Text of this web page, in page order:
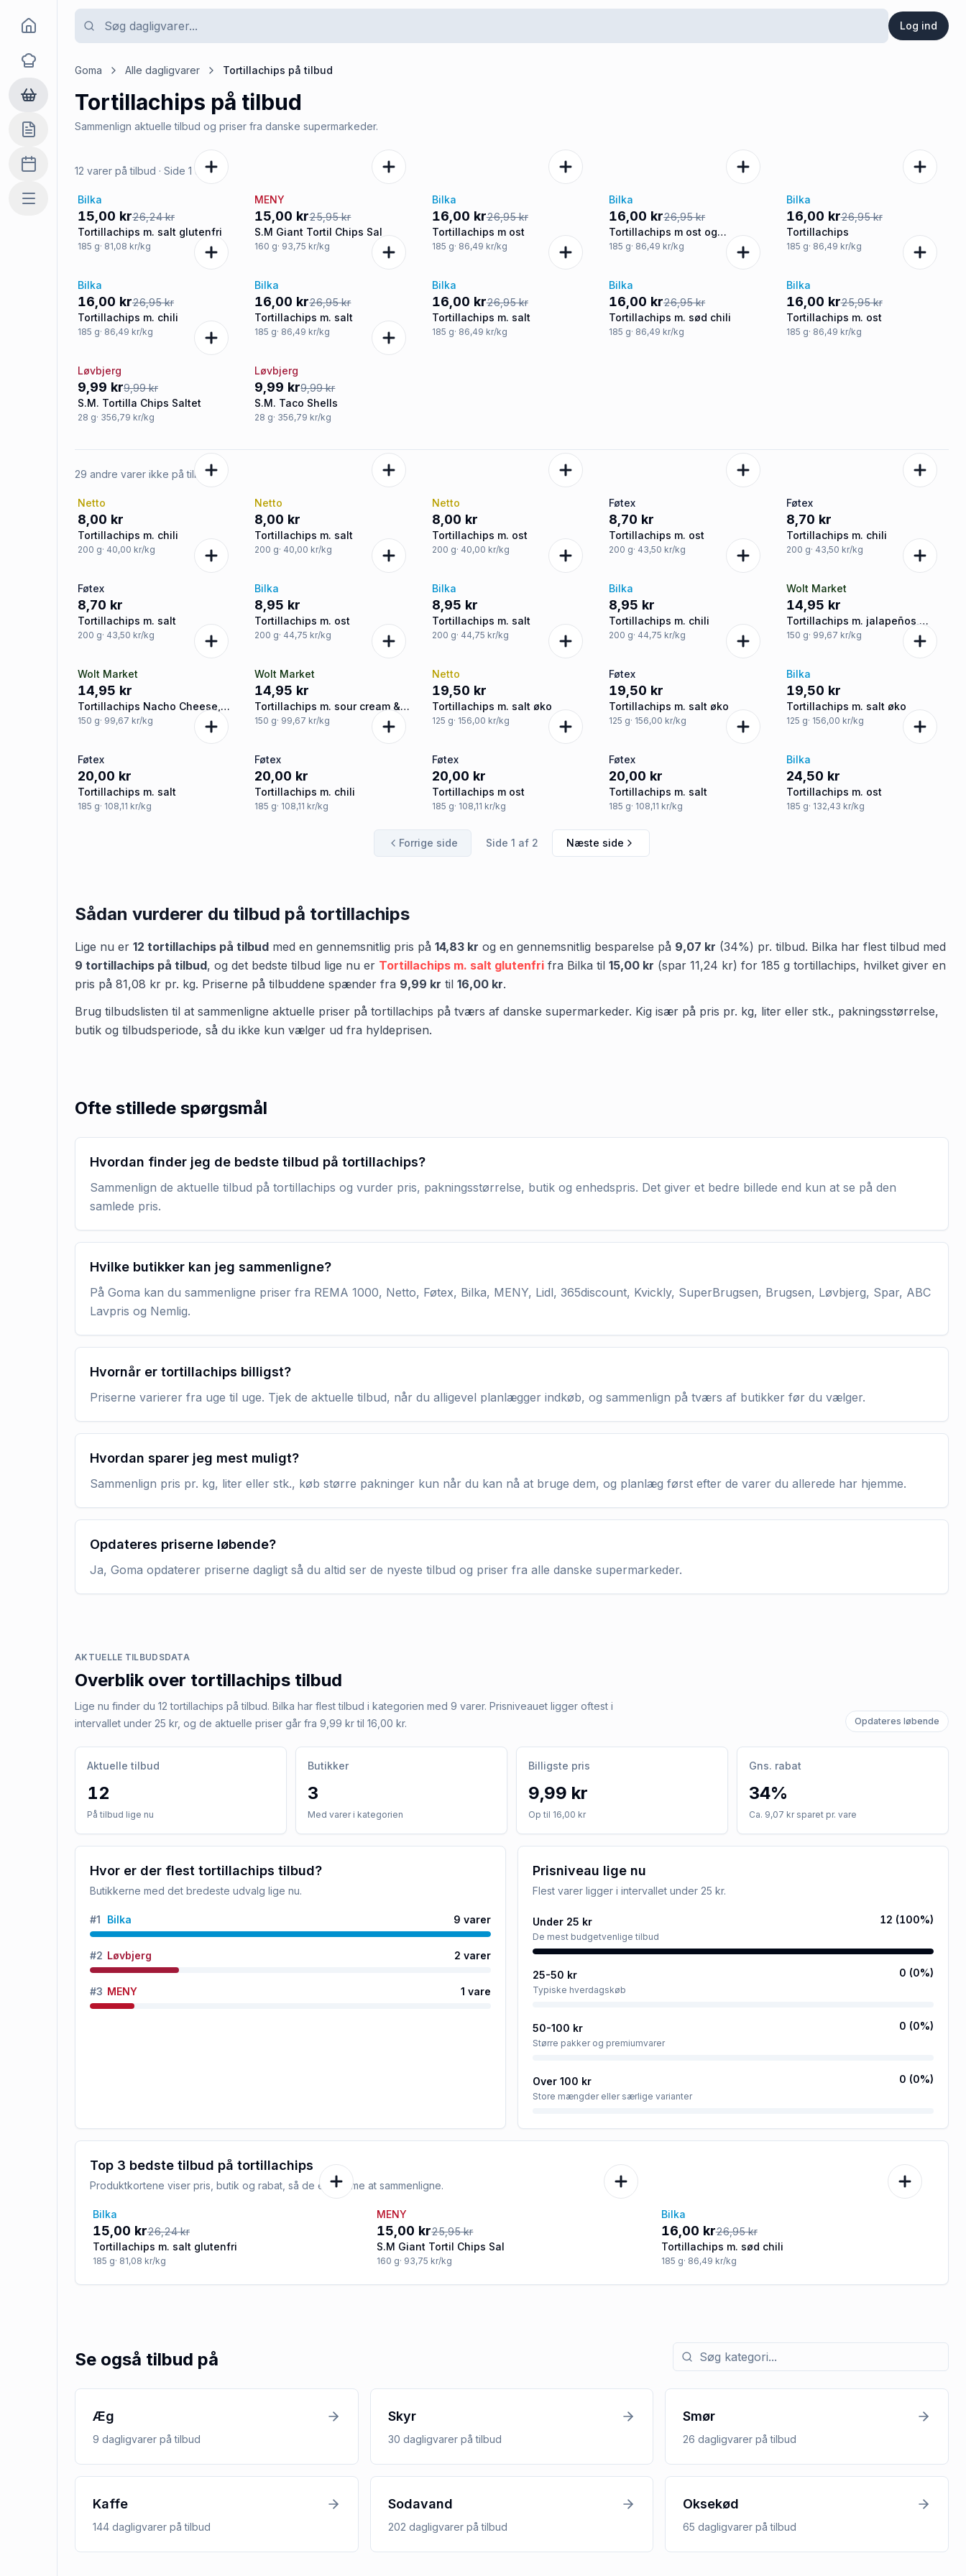
Log ind
Goma
Opskrifter
Dagligvarer
Indkøbslisten
Madplan
Mere
Goma Alle dagligvarer Tortillachips på tilbud
Tortillachips på tilbud
Sammenlign aktuelle tilbud og priser fra danske supermarkeder.
12 varer på tilbud · Side 1 af2
-43%
Bilka
15,00 kr26,24 kr
Tortillachips m. salt glutenfri
185 g· 81,08 kr/kg
-42%
MENY
15,00 kr25,95 kr
S.M Giant Tortil Chips Sal
160 g· 93,75 kr/kg
-41%
Bilka
16,00 kr26,95 kr
Tortillachips m ost
185 g· 86,49 kr/kg
-41%
Bilka
16,00 kr26,95 kr
Tortillachips m ost og
jalapeños
185 g· 86,49 kr/kg
-41%
Bilka
16,00 kr26,95 kr
Tortillachips
185 g· 86,49 kr/kg
-41%
Bilka
16,00 kr26,95 kr
Tortillachips m. chili
185 g· 86,49 kr/kg
-41%
Bilka
16,00 kr26,95 kr
Tortillachips m. salt
185 g· 86,49 kr/kg
-41%
Bilka
16,00 kr26,95 kr
Tortillachips m. salt
185 g· 86,49 kr/kg
-41%
Bilka
16,00 kr26,95 kr
Tortillachips m. sød chili
185 g· 86,49 kr/kg
-38%
Bilka
16,00 kr25,95 kr
Tortillachips m. ost
185 g· 86,49 kr/kg
Tilbud
Løvbjerg
9,99 kr9,99 kr
S.M. Tortilla Chips Saltet
28 g· 356,79 kr/kg
Tilbud
Løvbjerg
9,99 kr9,99 kr
S.M. Taco Shells
28 g· 356,79 kr/kg
29 andre varer ikke på tilbud
Netto
8,00 kr
Tortillachips m. chili
200 g· 40,00 kr/kg
Netto
8,00 kr
Tortillachips m. salt
200 g· 40,00 kr/kg
Netto
8,00 kr
Tortillachips m. ost
200 g· 40,00 kr/kg
Føtex
8,70 kr
Tortillachips m. ost
200 g· 43,50 kr/kg
Føtex
8,70 kr
Tortillachips m. chili
200 g· 43,50 kr/kg
Føtex
8,70 kr
Tortillachips m. salt
200 g· 43,50 kr/kg
Bilka
8,95 kr
Tortillachips m. ost
200 g· 44,75 kr/kg
Bilka
8,95 kr
Tortillachips m. salt
200 g· 44,75 kr/kg
Bilka
8,95 kr
Tortillachips m. chili
200 g· 44,75 kr/kg
Wolt Market
14,95 kr
Tortillachips m. jalapeños,
Crispy
150 g· 99,67 kr/kg
Wolt Market
14,95 kr
Tortillachips Nacho Cheese,
Crispy
150 g· 99,67 kr/kg
Wolt Market
14,95 kr
Tortillachips m. sour cream &
onion, Crispy
150 g· 99,67 kr/kg
Netto
19,50 kr
Tortillachips m. salt øko
125 g· 156,00 kr/kg
Føtex
19,50 kr
Tortillachips m. salt øko
125 g· 156,00 kr/kg
Bilka
19,50 kr
Tortillachips m. salt øko
125 g· 156,00 kr/kg
Føtex
20,00 kr
Tortillachips m. salt
185 g· 108,11 kr/kg
Føtex
20,00 kr
Tortillachips m. chili
185 g· 108,11 kr/kg
Føtex
20,00 kr
Tortillachips m ost
185 g· 108,11 kr/kg
Føtex
20,00 kr
Tortillachips m. salt
185 g· 108,11 kr/kg
Bilka
24,50 kr
Tortillachips m. ost
185 g· 132,43 kr/kg
Forrige side Side 1 af 2 Næste side
Sådan vurderer du tilbud på tortillachips
Lige nu er 12 tortillachips på tilbud med en gennemsnitlig pris på 14,83 kr og en gennemsnitlig besparelse på 9,07 kr (34%) pr. tilbud. Bilka har flest tilbud med
9 tortillachips på tilbud, og det bedste tilbud lige nu er Tortillachips m. salt glutenfri fra Bilka til 15,00 kr (spar 11,24 kr) for 185 g tortillachips, hvilket giver en
pris på 81,08 kr pr. kg. Priserne på tilbuddene spænder fra 9,99 kr til 16,00 kr.
Brug tilbudslisten til at sammenligne aktuelle priser på tortillachips på tværs af danske supermarkeder. Kig især på pris pr. kg, liter eller stk., pakningsstørrelse,
butik og tilbudsperiode, så du ikke kun vælger ud fra hyldeprisen.
Ofte stillede spørgsmål
Hvordan finder jeg de bedste tilbud på tortillachips?
Sammenlign de aktuelle tilbud på tortillachips og vurder pris, pakningsstørrelse, butik og enhedspris. Det giver et bedre billede end kun at se på den
samlede pris.
Hvilke butikker kan jeg sammenligne?
På Goma kan du sammenligne priser fra REMA 1000, Netto, Føtex, Bilka, MENY, Lidl, 365discount, Kvickly, SuperBrugsen, Brugsen, Løvbjerg, Spar, ABC
Lavpris og Nemlig.
Hvornår er tortillachips billigst?
Priserne varierer fra uge til uge. Tjek de aktuelle tilbud, når du alligevel planlægger indkøb, og sammenlign på tværs af butikker før du vælger.
Hvordan sparer jeg mest muligt?
Sammenlign pris pr. kg, liter eller stk., køb større pakninger kun når du kan nå at bruge dem, og planlæg først efter de varer du allerede har hjemme.
Opdateres priserne løbende?
Ja, Goma opdaterer priserne dagligt så du altid ser de nyeste tilbud og priser fra alle danske supermarkeder.
AKTUELLE TILBUDSDATA
Overblik over tortillachips tilbud
Lige nu finder du 12 tortillachips på tilbud. Bilka har flest tilbud i kategorien med 9 varer. Prisniveauet ligger oftest i
intervallet under 25 kr, og de aktuelle priser går fra 9,99 kr til 16,00 kr.
Opdateres løbende
Aktuelle tilbud
12
På tilbud lige nu
Butikker
3
Med varer i kategorien
Billigste pris
9,99 kr
Op til 16,00 kr
Gns. rabat
34%
Ca. 9,07 kr sparet pr. vare
Hvor er der flest tortillachips tilbud?
Butikkerne med det bredeste udvalg lige nu.
#1 Bilka 9 varer
#2 Løvbjerg 2 varer
#3 MENY 1 vare
Prisniveau lige nu
Flest varer ligger i intervallet under 25 kr.
Under 25 kr
De mest budgetvenlige tilbud
12 (100%)
25-50 kr
Typiske hverdagskøb
0 (0%)
50-100 kr
Større pakker og premiumvarer
0 (0%)
Over 100 kr
Store mængder eller særlige varianter
0 (0%)
Top 3 bedste tilbud på tortillachips
Produktkortene viser pris, butik og rabat, så de er nemme at sammenligne.
-43%
Bilka
15,00 kr26,24 kr
Tortillachips m. salt glutenfri
185 g· 81,08 kr/kg
-42%
MENY
15,00 kr25,95 kr
S.M Giant Tortil Chips Sal
160 g· 93,75 kr/kg
-41%
Bilka
16,00 kr26,95 kr
Tortillachips m. sød chili
185 g· 86,49 kr/kg
Se også tilbud på Søg efter kategori med tilbud
Æg
9 dagligvarer på tilbud
Skyr
30 dagligvarerpå tilbud
Smør
26 dagligvarer på tilbud
Kaffe
144 dagligvarer på tilbud
Sodavand
202 dagligvarerpå tilbud
Oksekød
65 dagligvarer på tilbud